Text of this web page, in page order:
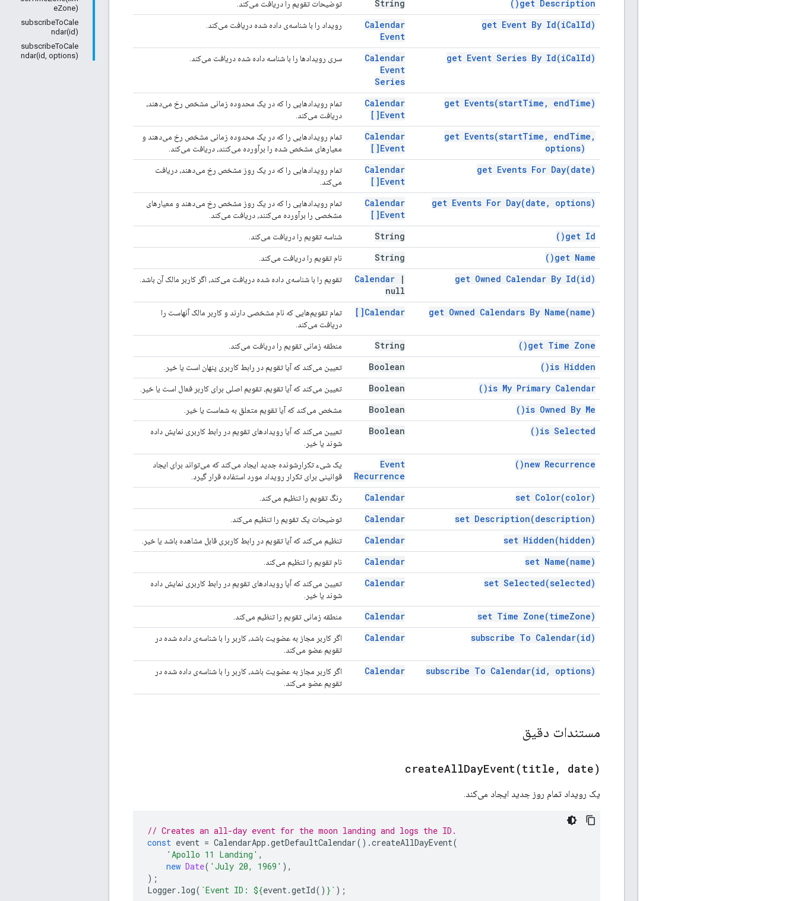
eZone)
subscribeToCale
ndar(id)
subscribeToCale
ndar(id, options)
get Description(
)
String توضیحات تقویم را دریافت می‌کند.
get Event By Id(iCalId)
Calendar
Event
رویداد را با شناسه‌ی داده شده دریافت می‌کند.
get Event Series By Id(iCalId)
Calendar
Event
Series
سری رویدادها را با شناسه داده شده دریافت می‌کند.
get Events(startTime , endTime)
Calendar
Event[]
تمام رویدادهایی را که در یک محدوده زمانی مشخص رخ می‌دهند،
دریافت می‌کند.
get Events(startTime , endTime ,
options)
Calendar
Event[]
تمام رویدادهایی را که در یک محدوده زمانی مشخص رخ می‌دهند و
معیارهای مشخص شده را برآورده می‌کنند، دریافت می‌کند.
get Events For Day(date)
Calendar
Event[]
تمام رویدادهایی را که در یک روز مشخص رخ می‌دهند، دریافت
می‌کند.
get Events For Day(date , options)
Calendar
Event[]
تمام رویدادهایی را که در یک روز مشخص رخ می‌دهند و معیارهای
مشخصی را برآورده می‌کنند، دریافت می‌کند.
get Id(
)
String شناسه تقویم را دریافت می‌کند.
get Name(
)
String نام تقویم را دریافت می‌کند.
get Owned Calendar By Id(id)
Calendar
|
null
تقویم را با شناسه‌ی داده شده دریافت می‌کند، اگر کاربر مالک آن باشد.
get Owned Calendars By Name(name)
Calendar[]
تمام تقویم‌هایی که نام مشخصی دارند و کاربر مالک آنهاست را
دریافت می‌کند.
get Time Zone(
)
String منطقه زمانی تقویم را دریافت می‌کند.
is Hidden(
)
Boolean تعیین می‌کند که آیا تقویم در رابط کاربری پنهان است یا خیر.
is My Primary Calendar(
)
Boolean تعیین می‌کند که آیا تقویم، تقویم اصلی برای کاربر فعال است یا خیر.
is Owned By Me(
)
Boolean مشخص می‌کند که آیا تقویم متعلق به شماست یا خیر.
is Selected(
)
Boolean
تعیین می‌کند که آیا رویدادهای تقویم در رابط کاربری نمایش داده
شوند یا خیر.
new Recurrence(
)
Event
Recurrence
یک شیء تکرارشونده جدید ایجاد می‌کند که می‌تواند برای ایجاد
قوانینی برای تکرار رویداد مورد استفاده قرار گیرد.
set Color(color)
Calendar رنگ تقویم را تنظیم می‌کند.
set Description(description)
Calendar توضیحات یک تقویم را تنظیم می‌کند.
set Hidden(hidden)
Calendar تنظیم می‌کند که آیا تقویم در رابط کاربری قابل مشاهده باشد یا خیر.
set Name(name)
Calendar نام تقویم را تنظیم می‌کند.
set Selected(selected)
Calendar
تعیین می‌کند که آیا رویدادهای تقویم در رابط کاربری نمایش داده
شوند یا خیر.
set Time Zone(timeZone)
Calendar منطقه زمانی تقویم را تنظیم می‌کند.
subscribe To Calendar(id)
Calendar
اگر کاربر مجاز به عضویت باشد، کاربر را با شناسه‌ی داده شده در
تقویم عضو می‌کند.
subscribe To Calendar(id , options)
Calendar
اگر کاربر مجاز به عضویت باشد، کاربر را با شناسه‌ی داده شده در
تقویم عضو می‌کند.
مستندات دقیق
createAllDayEvent(title , date)
یک رویداد تمام روز جدید ایجاد می‌کند.
// Creates an all-day event for the moon landing and logs the ID.
const event = CalendarApp .getDefaultCalendar().createAllDayEvent(
'Apollo 11 Landing' ,
new Date( 'July 20, 1969' ),
);
Logger . log( `Event ID: ${event.getId() } ` );